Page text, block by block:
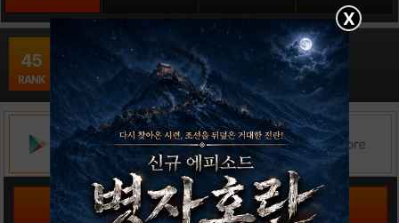
45
RANK
버닝: 매지컬소드16
MMORPG / 이유게임
출시일: 2018-08-20
공략 커뮤니티 바로가기
X